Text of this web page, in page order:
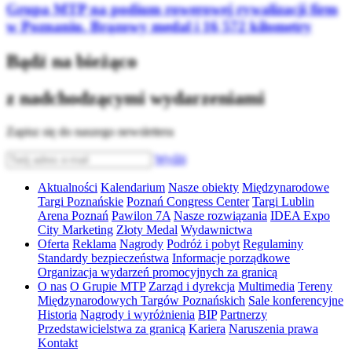
Grupa MTP na podium rowerowej rywalizacji firm
w Poznaniu. Brązowy medal i 16 572 kilometry
Bądź na bieżąco
z nadchodzącymi wydarzeniami
Zapisz się do naszego newslettera
Wyślij
Aktualności Kalendarium Nasze obiekty Międzynarodowe
Targi Poznańskie Poznań Congress Center Targi Lublin
Arena Poznań Pawilon 7A Nasze rozwiązania IDEA Expo
City Marketing Złoty Medal Wydawnictwa
Oferta Reklama Nagrody Podróż i pobyt Regulaminy
Standardy bezpieczeństwa Informacje porządkowe
Organizacja wydarzeń promocyjnych za granicą
O nas O Grupie MTP Zarząd i dyrekcja Multimedia Tereny
Międzynarodowych Targów Poznańskich Sale konferencyjne
Historia Nagrody i wyróżnienia BIP Partnerzy
Przedstawicielstwa za granicą Kariera Naruszenia prawa
Kontakt